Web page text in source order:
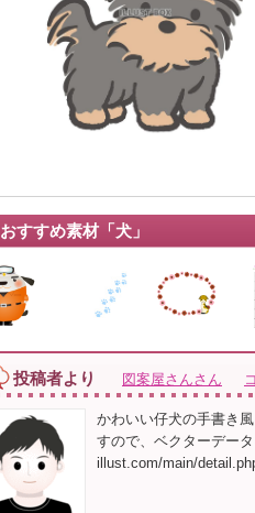
おすすめ素材「犬」
投稿者より 図案屋さんさん
かわいい仔犬の手書き
すので、ベクターデー
illust.com/main/